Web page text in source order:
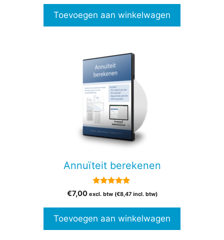
Toevoegen aan winkelwagen
Annuïteit berekenen
5.00
van 5
€7,00 excl. btw (€8,47incl. btw)
Toevoegen aan winkelwagen